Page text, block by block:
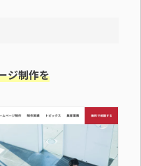
ジ制作を